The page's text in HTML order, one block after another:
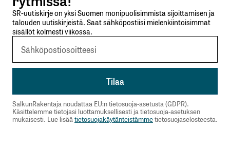
SR-uutiskirje on yksi Suomen monipuolisimmista sijoittamisen ja
talouden uutiskirjeistä. Saat sähköpostiisi mielenkiintoisimmat
sisällöt kolmesti viikossa.
SalkunRakentaja noudattaa EU:n tietosuoja-asetusta (GDPR).
Käsittelemme tietojasi luottamuksellisesti ja tietosuoja-asetuksen
mukaisesti. Lue lisää tietosuojakäytänteistämmetietosuojaselosteesta.